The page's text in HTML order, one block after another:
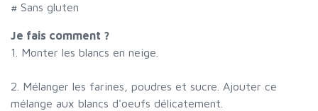
# Sans gluten
Je fais comment ?
1. Monter les blancs en neige.
2. Mélanger les farines, poudres et sucre. Ajouter ce
mélange aux blancs d'oeufs délicatement.